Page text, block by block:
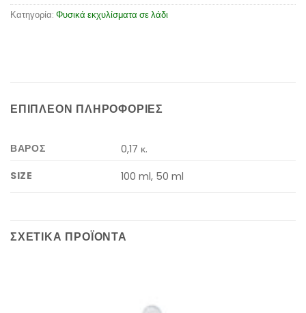
Κατηγορία: Φυσικά εκχυλίσματα σε λάδι
ΕΠΙΠΛΈΟΝ ΠΛΗΡΟΦΟΡΊΕΣ
ΒΆΡΟΣ
0,17 κ.
SIZE
100 ml, 50 ml
ΣΧΕΤΙΚΆ ΠΡΟΪΌΝΤΑ